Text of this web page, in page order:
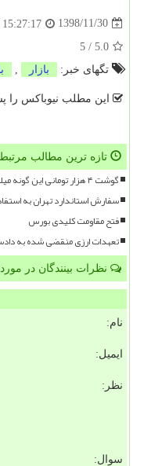
1398/11/30
15:27:17
5.0
/
5
تگهای خبر:
بازار ,
این مطلب نیوباکس را
تازه ترین مطالب مرتبط
گوشت ۴ هزار تومانی این گونه میلیونی قیمت خورد
سفارش استاندارد تهران به
فتح مقاومت کلیدی بورس
تعهدات ارزی منقضی شده به
نظرات بینندگان در
نام:
ایمیل:
نظر:
سوال: